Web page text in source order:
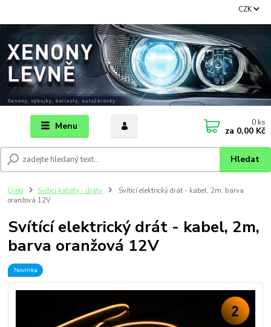
Menu
CZK
Hledat
0 ks
za 0,00 Kč
Úvod Svíticí kabely - dráty
Svítící elektrický drát - kabel, 2m, barva
oranžová 12V
Svítící elektrický drát - kabel, 2m,
barva oranžová 12V
Novinka